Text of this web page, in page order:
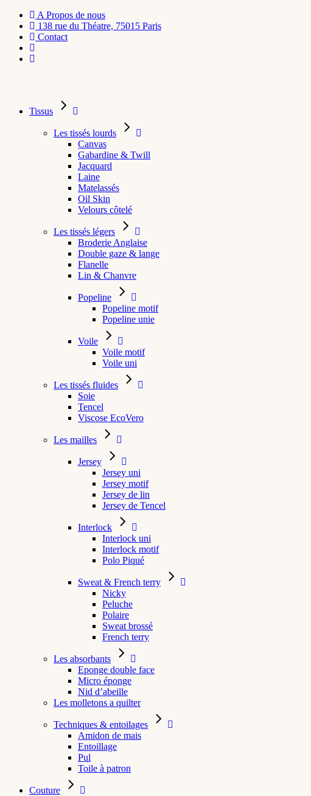
A Propos de nous
138 rue du Théatre, 75015 Paris
Contact
Tissus
Les tissés lourds
Canvas
Gabardine & Twill
Jacquard
Laine
Matelassés
Oil Skin
Velours côtelé
Les tissés légers
Broderie Anglaise
Double gaze & lange
Flanelle
Lin & Chanvre
Popeline
Popeline motif
Popeline unie
Voile
Voile motif
Voile uni
Les tissés fluides
Soie
Tencel
Viscose EcoVero
Les mailles
Jersey
Jersey uni
Jersey motif
Jersey de lin
Jersey de Tencel
Interlock
Interlock uni
Interlock motif
Polo Piqué
Sweat & French terry
Nicky
Peluche
Polaire
Sweat brossé
French terry
Les absorbants
Eponge double face
Micro éponge
Nid d’abeille
Les molletons a quilter
Techniques & entoilages
Amidon de mais
Entoillage
Pul
Toile à patron
Couture